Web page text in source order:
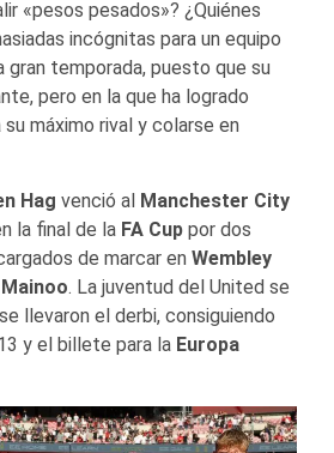
«pesos pesados»? ¿Quiénes
incógnitas para un equipo
gran temporada, puesto que su
pero en la que ha logrado
máximo rival y colarse en
Hag venció al Manchester City
la final de la FA Cup por dos
de marcar en Wembley
Mainoo. La juventud del United se
llevaron el derbi, consiguiendo
y el billete para la Europa